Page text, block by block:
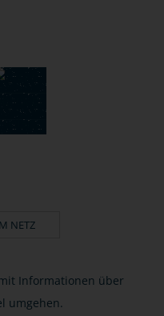
NETZ
Informationen über
umgehen.